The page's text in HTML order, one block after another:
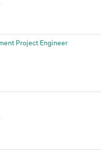
Project Engineer